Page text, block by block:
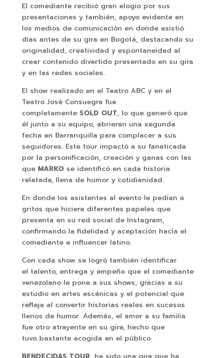
El comediante recibió gran elogio por sus
presentaciones y también, apoyo evidente en
los medios de comunicación en donde asistió
días antes de su gira en Bogotá, destacando su
originalidad, creatividad y espontaneidad al
crear contenido divertido presentado en su gira
y en las redes sociales.
El show realizado en el Teatro ABC y en el
Teatro José Consuegra fue
completamente SOLD OUT, lo que generó que
él junto a su equipo, abrieran una segunda
fecha en Barranquilla para complacer a sus
seguidores. Este tour impactó a su fanaticada
por la personificación, creación y ganas con las
que MARKOse identificó en cada historia
relatada, llena de humor y cotidianidad.
En donde los asistentes al evento le pedían a
gritos que hiciera diferentes papeles que
presenta en su red social de Instagram,
confirmando la fidelidad y aceptación hacía el
comediante e influencer latino.
Con cada show se logró también identificar
el talento, entrega y empeño que el comediante
venezolano le pone a sus shows, gracias a su
estudio en artes escénicas y el potencial que
refleja al convertir historias reales en sucesos
llenos de humor. Además, el amor a su familia
fue otro atrayente en su gira, hecho que
tuvo bastante acogida en el público.